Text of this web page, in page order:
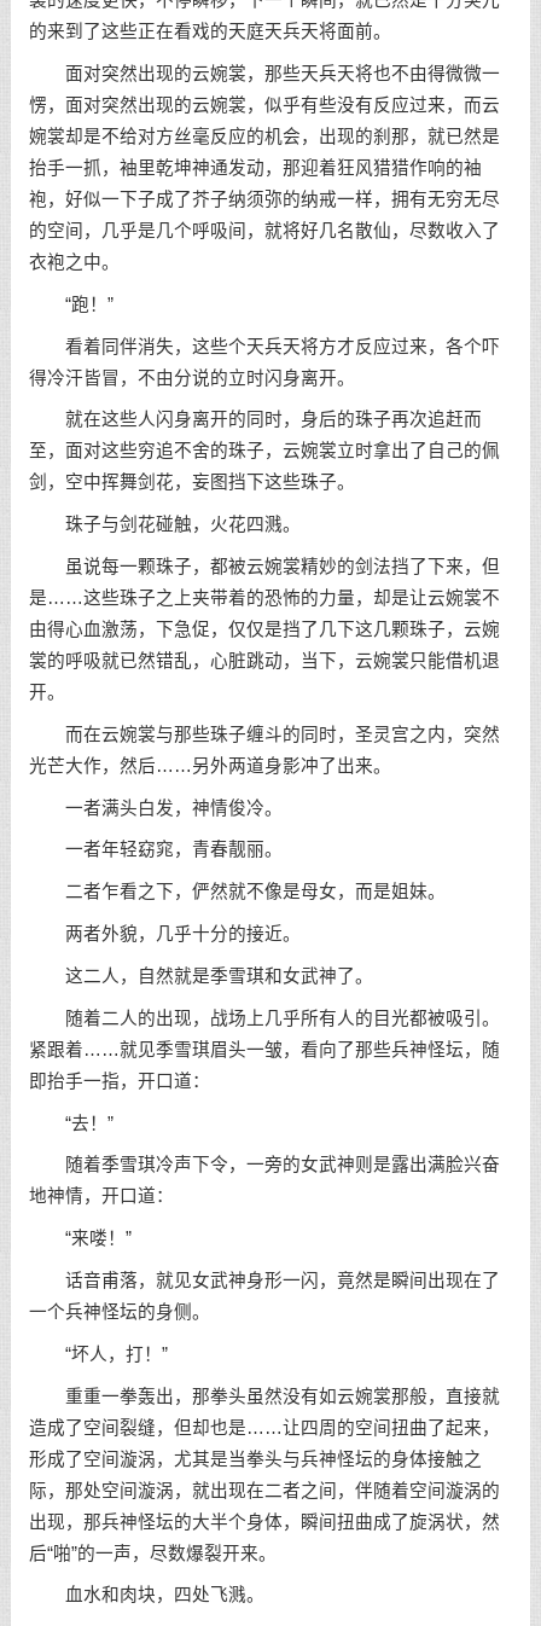
的来到了这些正在看戏的天庭天兵天将面前。
面对突然出现的云婉裳，那些天兵天将也不由得微微一
愣，面对突然出现的云婉裳，似乎有些没有反应过来，而云
婉裳却是不给对方丝毫反应的机会，出现的刹那，就已然是
抬手一抓，袖里乾坤神通发动，那迎着狂风猎猎作响的袖
袍，好似一下子成了芥子纳须弥的纳戒一样，拥有无穷无尽
的空间，几乎是几个呼吸间，就将好几名散仙，尽数收入了
衣袍之中。
“跑！”
看着同伴消失，这些个天兵天将方才反应过来，各个吓
得冷汗皆冒，不由分说的立时闪身离开。
就在这些人闪身离开的同时，身后的珠子再次追赶而
至，面对这些穷追不舍的珠子，云婉裳立时拿出了自己的佩
剑，空中挥舞剑花，妄图挡下这些珠子。
珠子与剑花碰触，火花四溅。
虽说每一颗珠子，都被云婉裳精妙的剑法挡了下来，但
是……这些珠子之上夹带着的恐怖的力量，却是让云婉裳不
由得心血激荡，下急促，仅仅是挡了几下这几颗珠子，云婉
裳的呼吸就已然错乱，心脏跳动，当下，云婉裳只能借机退
开。
而在云婉裳与那些珠子缠斗的同时，圣灵宫之内，突然
光芒大作，然后……另外两道身影冲了出来。
一者满头白发，神情俊冷。
一者年轻窈窕，青春靓丽。
二者乍看之下，俨然就不像是母女，而是姐妹。
两者外貌，几乎十分的接近。
这二人，自然就是季雪琪和女武神了。
随着二人的出现，战场上几乎所有人的目光都被吸引。
紧跟着……就见季雪琪眉头一皱，看向了那些兵神怪坛，随
即抬手一指，开口道：
“去！”
随着季雪琪冷声下令，一旁的女武神则是露出满脸兴奋
地神情，开口道：
“来喽！”
话音甫落，就见女武神身形一闪，竟然是瞬间出现在了
一个兵神怪坛的身侧。
“坏人，打！”
重重一拳轰出，那拳头虽然没有如云婉裳那般，直接就
造成了空间裂缝，但却也是……让四周的空间扭曲了起来，
形成了空间漩涡，尤其是当拳头与兵神怪坛的身体接触之
际，那处空间漩涡，就出现在二者之间，伴随着空间漩涡的
出现，那兵神怪坛的大半个身体，瞬间扭曲成了旋涡状，然
后“啪”的一声，尽数爆裂开来。
血水和肉块，四处飞溅。